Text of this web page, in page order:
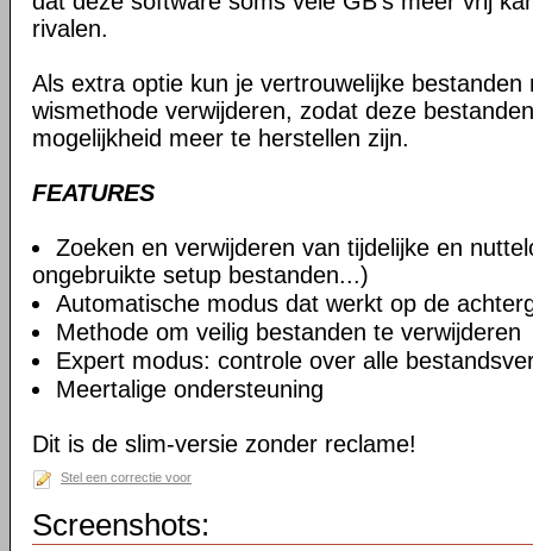
rivalen.
Als extra optie kun je vertrouwelijke bestanden
wismethode verwijderen, zodat deze
mogelijkheid meer te herstellen zijn.
FEATURES
Zoeken en verwijderen van tijdelijke en
ongebruikte setup bestanden...)
Automatische modus dat werkt op de
Methode om veilig bestanden te verwijderen
Expert modus: controle over alle
Meertalige ondersteuning
Dit is de slim-versie zonder reclame!
Stel een correctie voor
Screenshots: